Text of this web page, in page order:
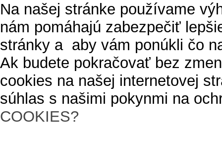
Na našej stránke používame
nám pomáhajú zabezpečiť
stránky a aby vám ponúkli čo
Ak budete pokračovať bez
cookies na našej internetovej
súhlas s našimi pokynmi na
COOKIES?